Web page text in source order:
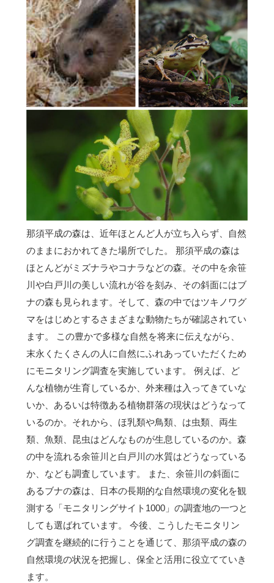
那須平成の森は、近年ほとんど人が立ち入らず、自然
のままにおかれてきた場所でした。 那須平成の森は
ほとんどがミズナラやコナラなどの森。その中を余笹
川や白戸川の美しい流れが谷を刻み、その斜面にはブ
ナの森も見られます。そして、森の中ではツキノワグ
マをはじめとするさまざまな動物たちが確認されてい
ます。 この豊かで多様な自然を将来に伝えながら、
末永くたくさんの人に自然にふれあっていただくため
にモニタリング調査を実施しています。 例えば、ど
んな植物が生育しているか、外来種は入ってきていな
いか、あるいは特徴ある植物群落の現状はどうなって
いるのか。それから、ほ乳類や鳥類、は虫類、両生
類、魚類、昆虫はどんなものが生息しているのか。森
の中を流れる余笹川と白戸川の水質はどうなっている
か、なども調査しています。 また、余笹川の斜面に
あるブナの森は、日本の長期的な自然環境の変化を観
測する「モニタリングサイト1000」の調査地の一つと
しても選ばれています。 今後、こうしたモニタリン
グ調査を継続的に行うことを通じて、那須平成の森の
自然環境の状況を把握し、保全と活用に役立てていき
ます。